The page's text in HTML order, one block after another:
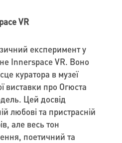
VR
експеримент у
Innerspace VR. Воно
куратора в музеї
виставки про Огюста
Цей досвід
любові та пристрасній
але весь тон
поетичний та